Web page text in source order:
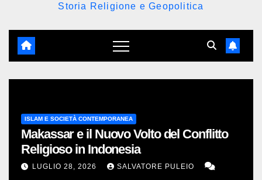
Storia Religione e Geopolitica
ISLAM E SOCIETÀ CONTEMPORANEA
Makassar e il Nuovo Volto del Conflitto
Religioso in Indonesia
LUGLIO 28, 2026 SALVATORE PULEIO